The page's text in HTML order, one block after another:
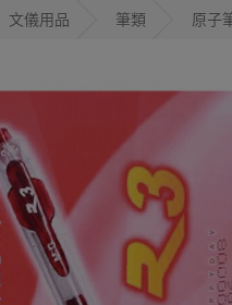
文儀用品 筆類 原子